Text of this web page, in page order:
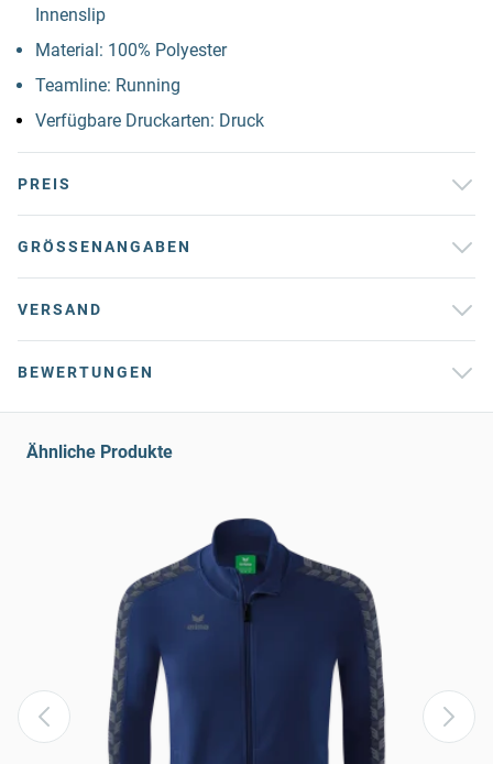
Innenslip
Material: 100% Polyester
Teamline: Running
Verfügbare Druckarten: Druck
PREIS
GRÖSSENANGABEN
VERSAND
BEWERTUNGEN
Ähnliche Produkte